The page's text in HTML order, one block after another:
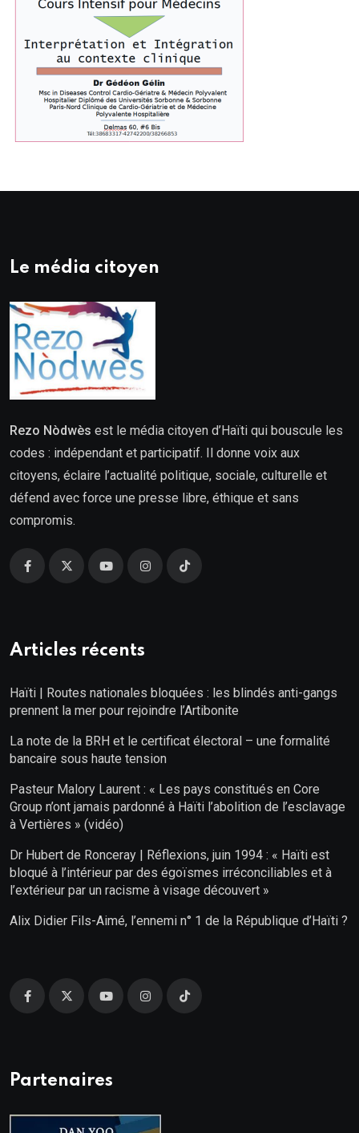
Le média citoyen
Rezo Nòdwès est le média citoyen d’Haïti qui bouscule les
codes : indépendant et participatif. Il donne voix aux
citoyens, éclaire l’actualité politique, sociale, culturelle et
défend avec force une presse libre, éthique et sans
compromis.
Articles récents
Haïti | Routes nationales bloquées : les blindés anti-gangs
prennent la mer pour rejoindre l’Artibonite
La note de la BRH et le certificat électoral – une formalité
bancaire sous haute tension
Pasteur Malory Laurent : « Les pays constitués en Core
Group n’ont jamais pardonné à Haïti l’abolition de l’esclavage
à Vertières » (vidéo)
Dr Hubert de Ronceray | Réflexions, juin 1994 : « Haïti est
bloqué à l’intérieur par des égoïsmes irréconciliables et à
l’extérieur par un racisme à visage découvert »
Alix Didier Fils-Aimé, l’ennemi n° 1 de la République d’Haïti ?
Partenaires